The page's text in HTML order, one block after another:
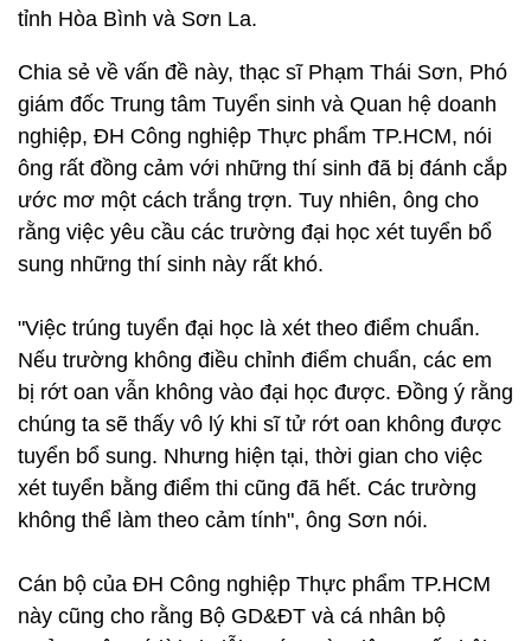
tỉnh Hòa Bình và Sơn La.
Chia sẻ về vấn đề này, thạc sĩ Phạm Thái Sơn, Phó
giám đốc Trung tâm Tuyển sinh và Quan hệ doanh
nghiệp, ĐH Công nghiệp Thực phẩm TP.HCM, nói
ông rất đồng cảm với những thí sinh đã bị đánh cắp
ước mơ một cách trắng trợn. Tuy nhiên, ông cho
rằng việc yêu cầu các trường đại học xét tuyển bổ
sung những thí sinh này rất khó.
"Việc trúng tuyển đại học là xét theo điểm chuẩn.
Nếu trường không điều chỉnh điểm chuẩn, các em
bị rớt oan vẫn không vào đại học được. Đồng ý rằng
chúng ta sẽ thấy vô lý khi sĩ tử rớt oan không được
tuyển bổ sung. Nhưng hiện tại, thời gian cho việc
xét tuyển bằng điểm thi cũng đã hết. Các trường
không thể làm theo cảm tính", ông Sơn nói.
Cán bộ của ĐH Công nghiệp Thực phẩm TP.HCM
này cũng cho rằng Bộ GD&ĐT và cá nhân bộ